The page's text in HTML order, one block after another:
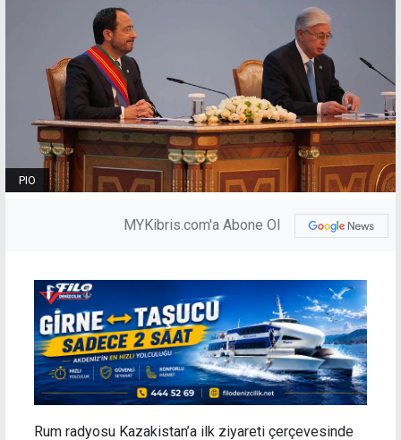
PIO
MYKibris.com'a Abone Ol
Rum radyosu Kazakistan’a ilk ziyareti çerçevesinde